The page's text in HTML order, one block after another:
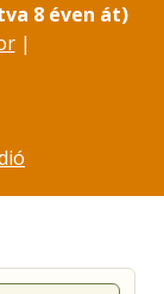
8 éven át)
|